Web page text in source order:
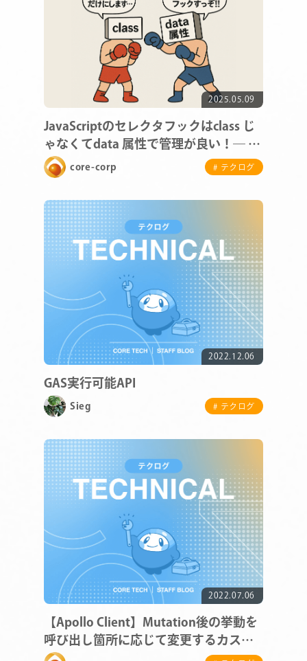
2025.05.09
JavaScriptのセレクタフックはclass じ
ゃなくてdata 属性で管理が良い！― 管
理性・拡張性・安全性を高める設計 ―
core-corp # テクログ
2022.12.06
GAS実行可能API
Sieg # テクログ
2022.07.06
【Apollo Client】Mutation後の挙動を
呼び出し箇所に応じて変更するカスタ
ムフック